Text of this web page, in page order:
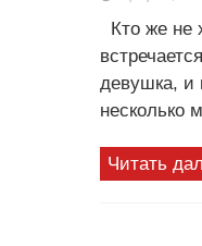
Кто же не
девушка, и
несколько
Читать